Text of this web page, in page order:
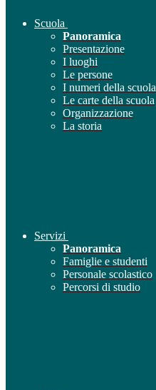
Scuola
Panoramica
Presentazione
I luoghi
Le persone
I numeri della scuola
Le carte della scuola
Organizzazione
La storia
Servizi
Panoramica
Famiglie e studenti
Personale scolastico
Percorsi di studio